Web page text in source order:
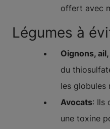
offert avec
Légumes à
Oignons,
du
les globules
Avocats: Ils
une toxine